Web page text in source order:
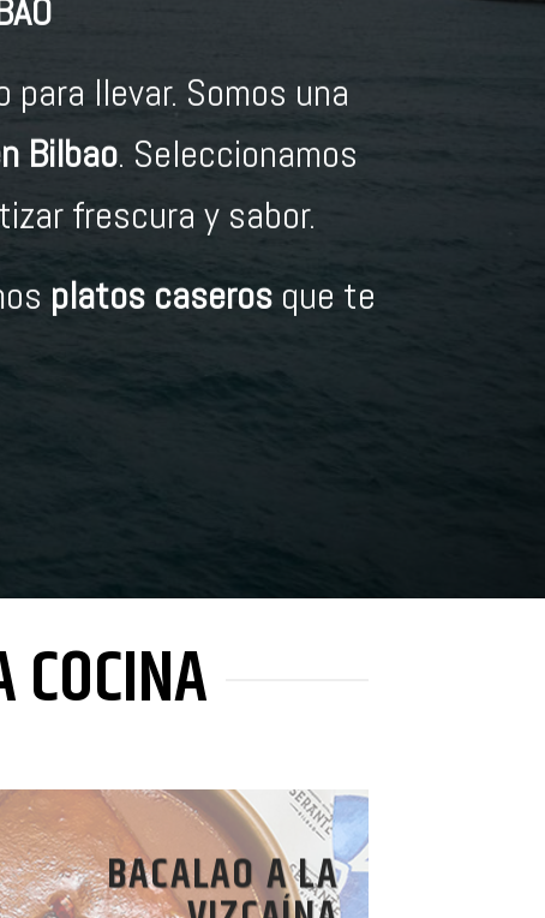
llevar. Somos una
Bilbao. Seleccionamos
frescura y sabor.
platos caseros que te
COCINA
BACALAO A LA